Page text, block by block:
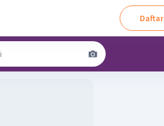
Daftar